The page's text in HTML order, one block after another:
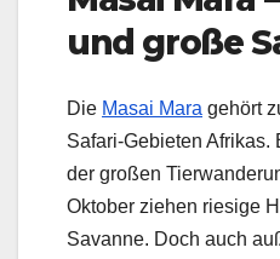
und große
Die Masai Mara gehört
Safari-Gebieten Afrikas.
der großen
Oktober ziehen riesige
Savanne. Doch auch